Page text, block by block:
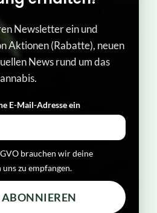
Newsletter ein und
Aktionen (Rabatte), neuen
News rund um das
E-Mail-Adresse ein​
brauchen wir deine
zu empfangen.
ABONNIEREN